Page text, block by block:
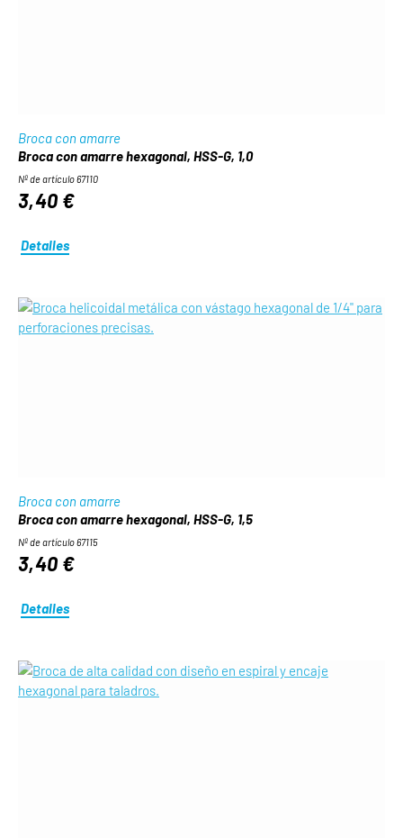
Broca con amarre
Broca con amarre hexagonal, HSS-G, 1,0
Nº de artículo 67110
3,40 €
Detalles
Broca con amarre
Broca con amarre hexagonal, HSS-G, 1,5
Nº de artículo 67115
3,40 €
Detalles